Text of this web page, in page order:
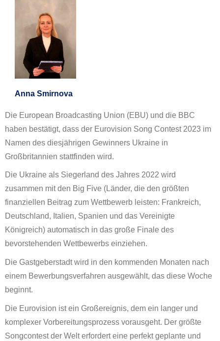
Anna Smirnova
Die European Broadcasting Union (EBU) und die BBC
haben bestätigt, dass der Eurovision Song Contest 2023 im
Namen des diesjährigen Gewinners Ukraine in
Großbritannien stattfinden wird.
Die Ukraine als Siegerland des Jahres 2022 wird
zusammen mit den Big Five (Länder, die den größten
finanziellen Beitrag zum Wettbewerb leisten: Frankreich,
Deutschland, Italien, Spanien und das Vereinigte
Königreich) automatisch in das große Finale des
bevorstehenden Wettbewerbs einziehen.
Die Gastgeberstadt wird in den kommenden Monaten nach
einem Bewerbungsverfahren ausgewählt, das diese Woche
beginnt.
Die Eurovision ist ein Großereignis, dem ein langer und
komplexer Vorbereitungsprozess vorausgeht. Der größte
Songcontest der Welt erfordert eine perfekt geplante und